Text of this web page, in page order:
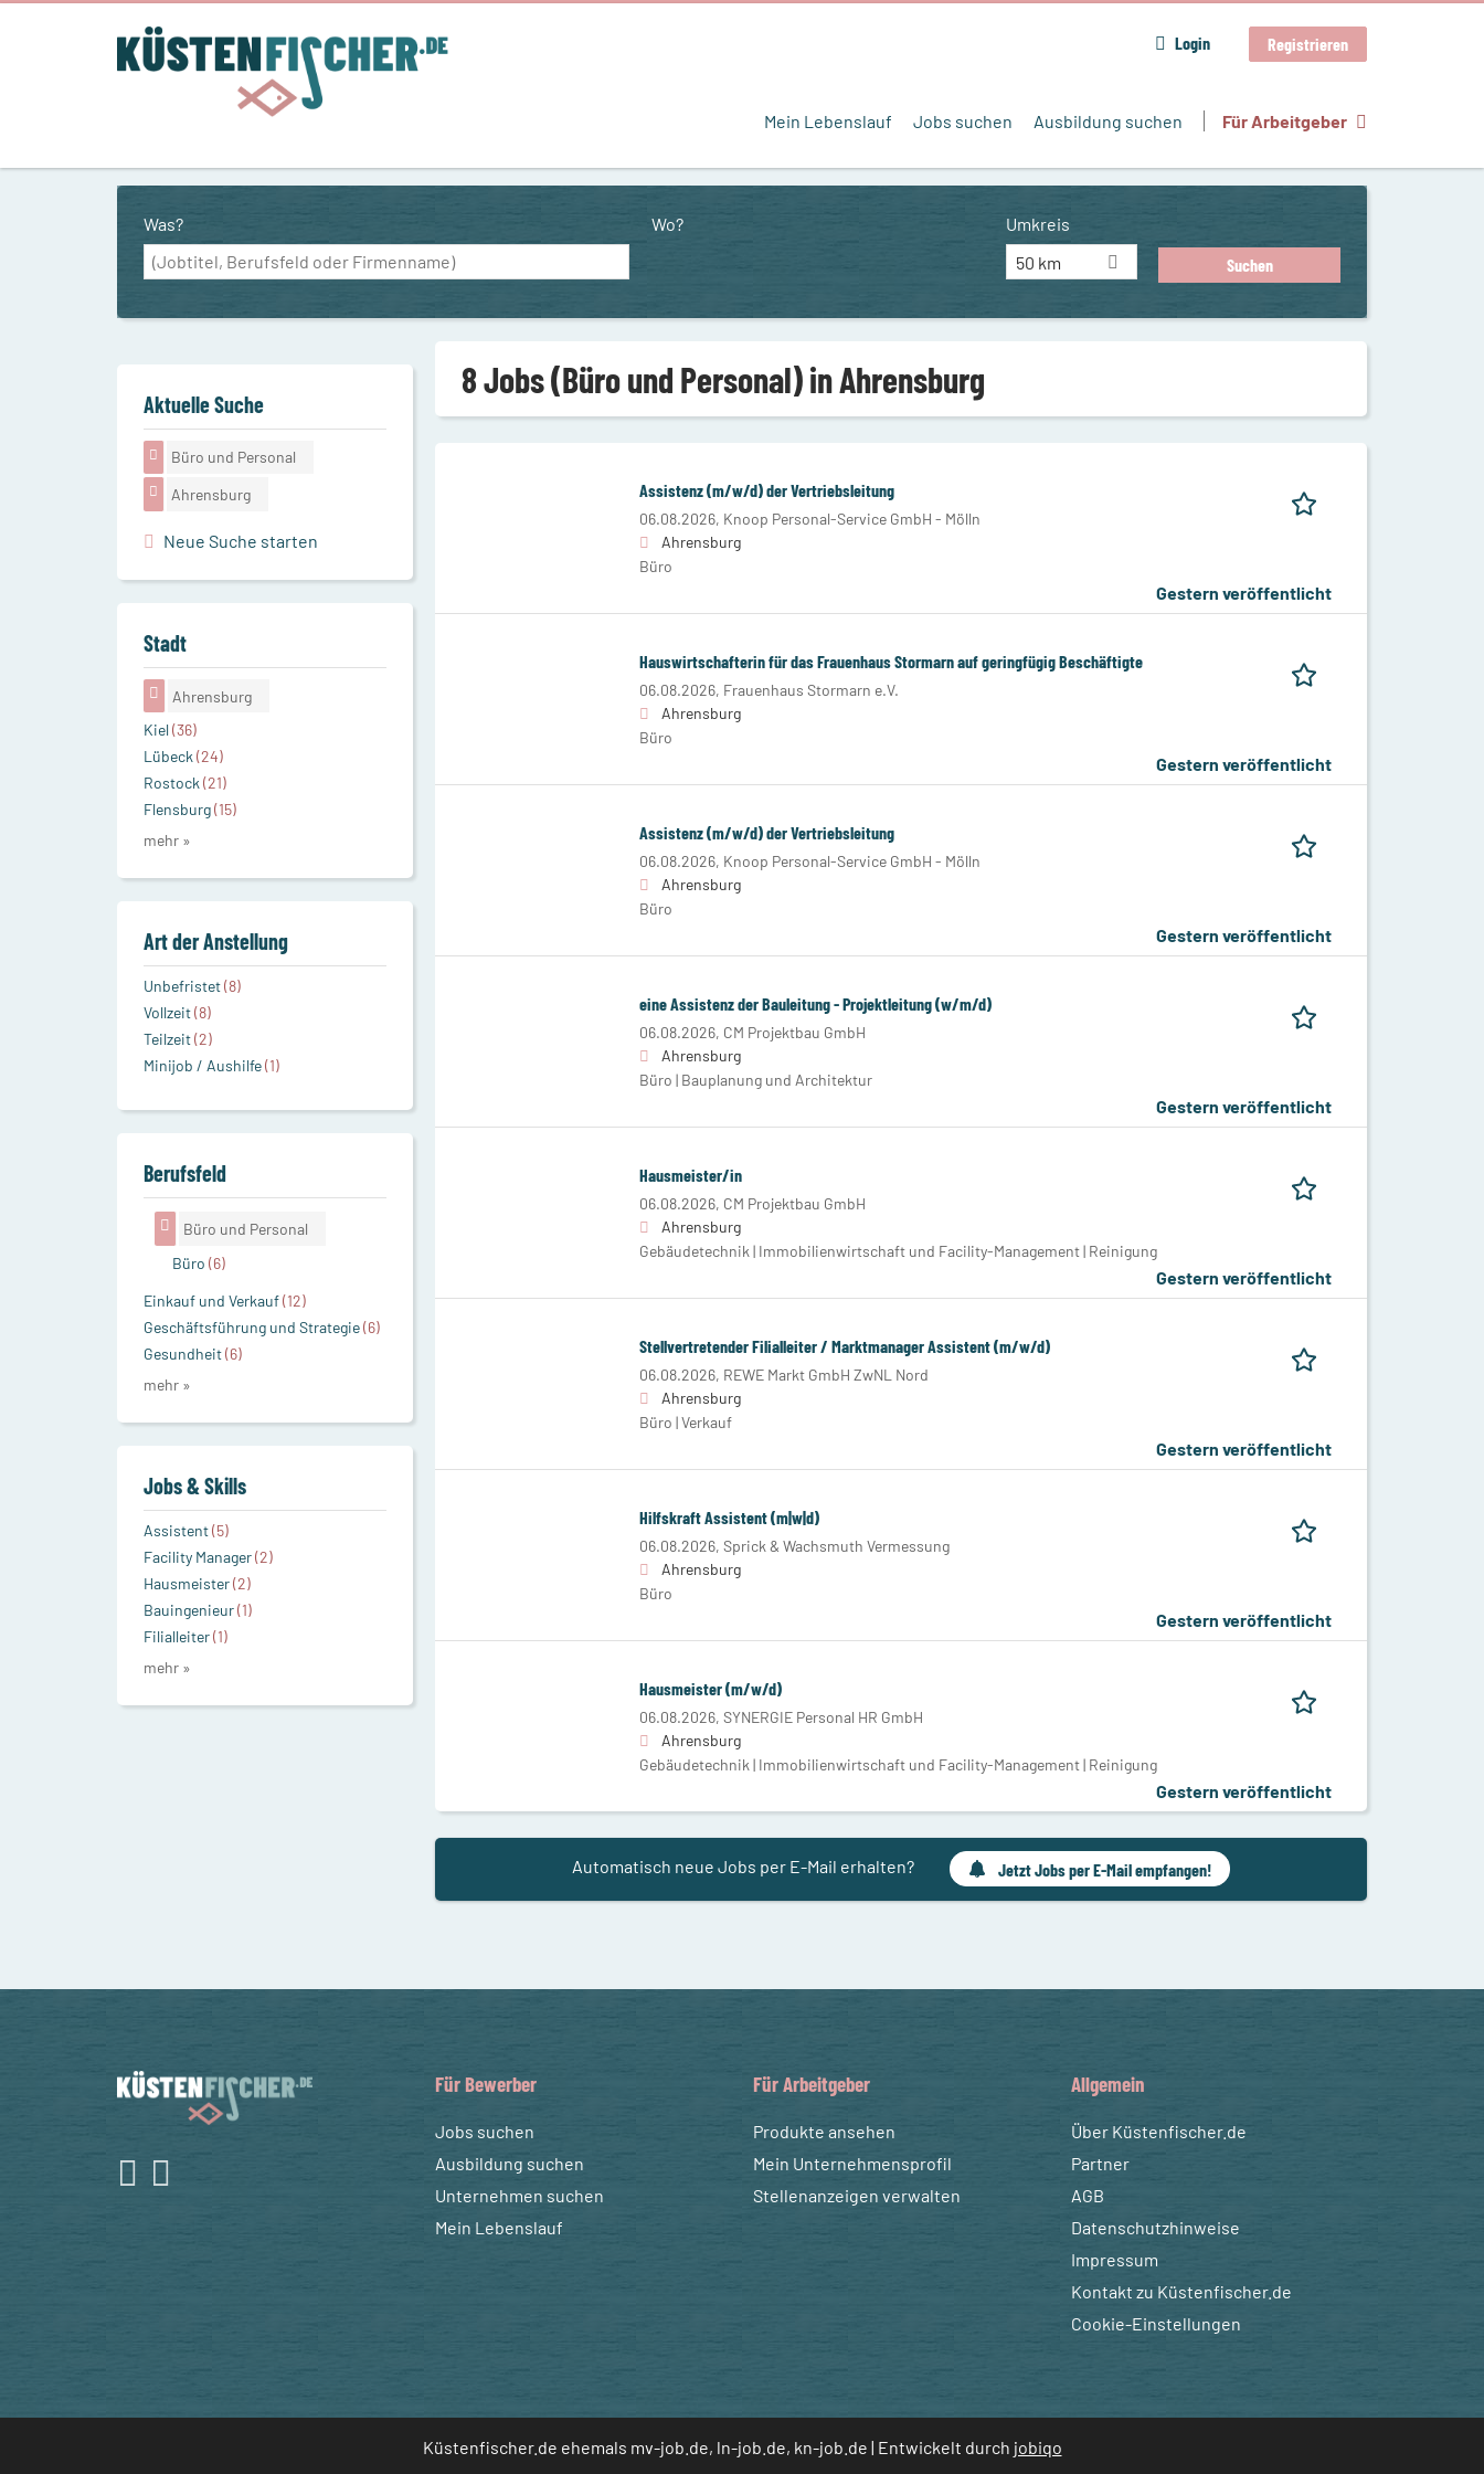
Login Registrieren
Mein Lebenslauf Jobs suchen Ausbildung suchen Für Arbeitgeber
Was? Wo?
Umkreis
50 km
8 Jobs (Büro und Personal) in Ahrensburg
Assistenz (m/w/d) der Vertriebsleitung
06.08.2026, Knoop Personal-Service GmbH - Mölln
Ahrensburg
Büro
Gestern veröffentlicht
Hauswirtschafterin für das Frauenhaus Stormarn auf geringfügig Beschäftigte
06.08.2026, Frauenhaus Stormarn e.V.
Ahrensburg
Büro
Gestern veröffentlicht
Assistenz (m/w/d) der Vertriebsleitung
06.08.2026, Knoop Personal-Service GmbH - Mölln
Ahrensburg
Büro
Gestern veröffentlicht
eine Assistenz der Bauleitung - Projektleitung (w/m/d)
06.08.2026, CM Projektbau GmbH
Ahrensburg
Büro | Bauplanung und Architektur
Gestern veröffentlicht
Hausmeister/in
06.08.2026, CM Projektbau GmbH
Ahrensburg
Gebäudetechnik | Immobilienwirtschaft und Facility-Management | Reinigung
Gestern veröffentlicht
Stellvertretender Filialleiter / Marktmanager Assistent (m/w/d)
06.08.2026, REWE Markt GmbH ZwNL Nord
Ahrensburg
Büro | Verkauf
Gestern veröffentlicht
Hilfskraft Assistent (m|w|d)
06.08.2026, Sprick & Wachsmuth Vermessung
Ahrensburg
Büro
Gestern veröffentlicht
Hausmeister (m/w/d)
06.08.2026, SYNERGIE Personal HR GmbH
Ahrensburg
Gebäudetechnik | Immobilienwirtschaft und Facility-Management | Reinigung
Gestern veröffentlicht
Automatisch neue Jobs per E-Mail erhalten? Jetzt Jobs per E-Mail empfangen!
Aktuelle Suche
Büro und Personal
Ahrensburg
Neue Suche starten
Stadt
Ahrensburg
Kiel(36)
Lübeck(24)
Rostock(21)
Flensburg(15)
mehr »
Art der Anstellung
Unbefristet(8)
Vollzeit(8)
Teilzeit(2)
Minijob / Aushilfe(1)
Berufsfeld
Büro und Personal
Büro (6)
Einkauf und Verkauf(12)
Geschäftsführung und Strategie(6)
Gesundheit(6)
mehr »
Jobs & Skills
Assistent(5)
Facility Manager(2)
Hausmeister(2)
Bauingenieur(1)
Filialleiter(1)
mehr »
Für Bewerber
Jobs suchen
Ausbildung suchen
Unternehmen suchen
Mein Lebenslauf
Für Arbeitgeber
Produkte ansehen
Mein Unternehmensprofil
Stellenanzeigen verwalten
Allgemein
Über Küstenfischer.de
Partner
AGB
Datenschutzhinweise
Impressum
Kontakt zu Küstenfischer.de
Cookie-Einstellungen
Küstenfischer.de ehemals mv-job.de, ln-job.de, kn-job.de | Entwickelt durch jobiqo